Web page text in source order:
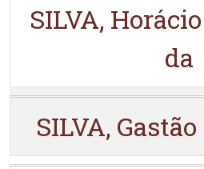
SILVA,
da
SILVA,